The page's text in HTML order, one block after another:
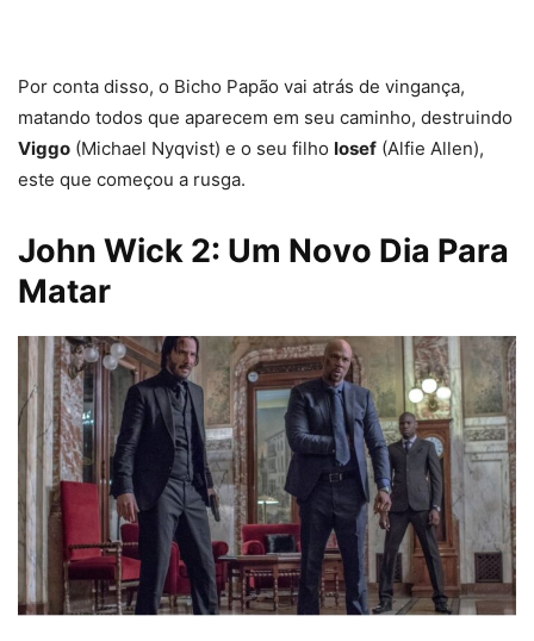
Por conta disso, o Bicho Papão vai atrás de vingança,
matando todos que aparecem em seu caminho, destruindo
Viggo (Michael Nyqvist) e o seu filho Iosef (Alfie Allen),
este que começou a rusga.
John Wick 2: Um Novo Dia Para
Matar